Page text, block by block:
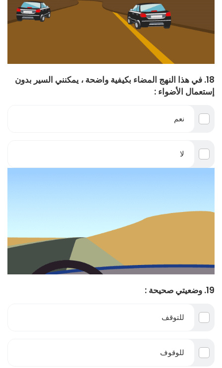
18. في هذا النهج المضاء بكيفية واضحة ، يمكنني السير بدون
إستعمال الأضواء :
نعم
لا
19. وضعيتي صحيحة :
للتوقف
للوقوف